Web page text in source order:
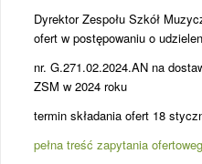
Dyrektor Zespołu Szkół
ofert w postępowaniu o
nr. G.271.02.2024.AN na
ZSM w 2024 roku
termin składania ofert 18
pełna treść zapytania